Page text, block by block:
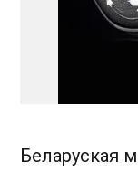
Беларуская